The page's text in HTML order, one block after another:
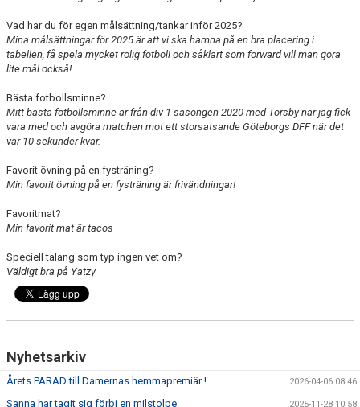
Vad har du för egen målsättning/tankar inför 2025?
Mina målsättningar för 2025 är att vi ska hamna på en bra placering i
tabellen, få spela mycket rolig fotboll och såklart som forward vill man göra
lite mål också!
Bästa fotbollsminne?
Mitt bästa fotbollsminne är från div 1 säsongen 2020 med Torsby när jag fick
vara med och avgöra matchen mot ett storsatsande Göteborgs DFF när det
var 10 sekunder kvar.
Favorit övning på en fysträning?
Min favorit övning på en fysträning är frivändningar!
Favoritmat?
Min favorit mat är tacos
Speciell talang som typ ingen vet om?
Väldigt bra på Yatzy
Nyhetsarkiv
Årets PARAD till Damernas hemmapremiär ! 2026-04-06 08:46
Sanna har tagit sig förbi en milstolpe 2025-11-28 10:58